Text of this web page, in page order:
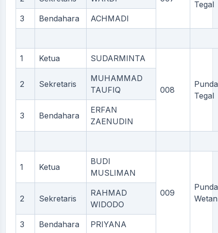
Tegal
3 Bendahara ACHMADI
1 Ketua SUDARMINTA
008
Tegal
2 Sekretaris
MUHAMMAD
TAUFIQ
3 Bendahara
ERFAN
ZAENUDIN
1 Ketua
BUDI
MUSLIMAN
009
Wetan
2 Sekretaris
RAHMAD
WIDODO
3 Bendahara PRIYANA